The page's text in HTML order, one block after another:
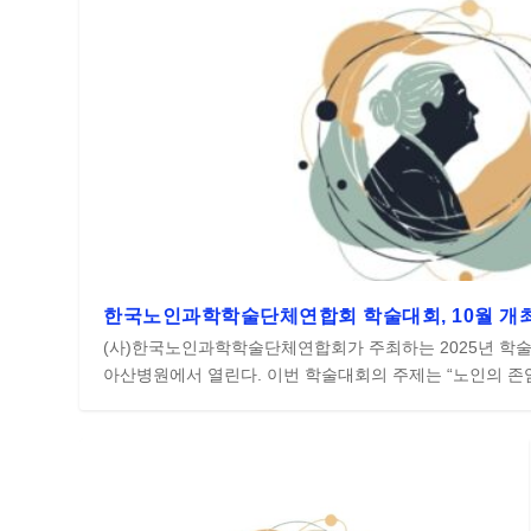
한국노인과학학술단체연합회 학술대회, 10월 개
(사)한국노인과학학술단체연합회가 주최하는 2025년 학
아산병원에서 열린다. 이번 학술대회의 주제는 “노인의